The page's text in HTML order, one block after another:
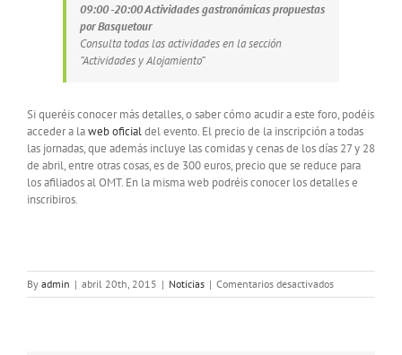
09:00 -20:00 Actividades gastronómicas propuestas
por Basquetour
Consulta todas las actividades en la sección
“Actividades y Alojamiento”
Si queréis conocer más detalles, o saber cómo acudir a este foro, podéis
acceder a laweb oficialdel evento. El precio de la inscripción a todas
las jornadas, que además incluye las comidas y cenas de los días 27 y 28
de abril, entre otras cosas, es de 300 euros, precio que se reduce para
los afiliados al OMT. En la misma web podréis conocer los detalles e
inscribiros.
By admin | abril 20th, 2015 | Noticias | Comentarios desactivadosen
I